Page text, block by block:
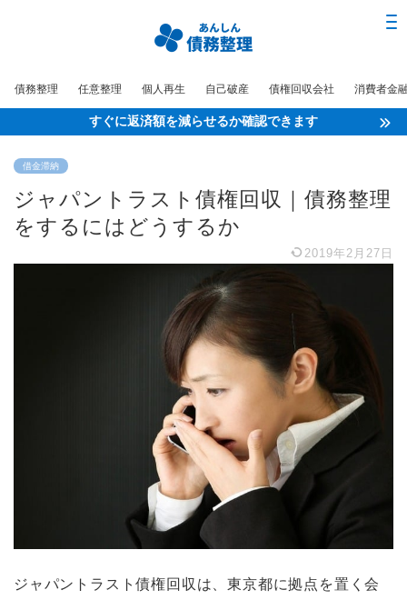
債務整理 任意整理 個人再生 自己破産 債権回収会社 消費者金
すぐに返済額を減らせるか確認できます
借金滞納
ジャパントラスト債権回収｜債務整理
をするにはどうするか
2019年2月27日
ジャパントラスト債権回収は、東京都に拠点を置く会